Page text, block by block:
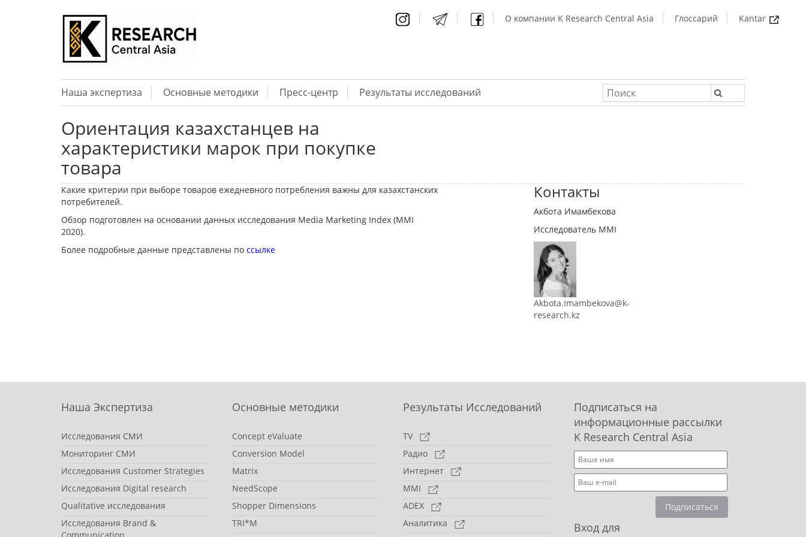
О компании K Research Central Asia Глоссарий Kantar
Наша экспертиза Основные методики Пресс-центр Результаты исследований
Ориентация казахстанцев на
характеристики марок при покупке
товара
Какие критерии при выборе товаров ежедневного потребления важны для казахстанских
потребителей.
Обзор подготовлен на основании данных исследования Media Marketing Index (MMI
2020).
Более подробные данные представлены по ссылке
Контакты
Акбота Имамбекова
Исследователь MMI
Akbota.Imambekova@k-
research.kz
Наша Экспертиза
Исследования СМИ
Мониторинг СМИ
Исследования Customer Strategies
Исследования Digital research
Qualitative исследования
Исследования Brand &
Основные методики
Concept eValuate
Conversion Model
Matrix
NeedScope
Shopper Dimensions
TRI*M
Результаты Исследований
TV
Радио
Интернет
MMI
ADEX
Аналитика
Подписаться на
информационные рассылки
K Research Central Asia
Подписаться
Вход для